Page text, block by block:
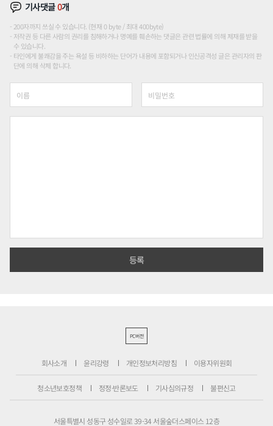
기사댓글0개
200자까지 쓰실 수 있습니다. (현재 0 byte / 최대 400byte)
저작권 등 다른 사람의 권리를 침해하거나 명예를 훼손하는 댓글은 관련 법률에 의해 제재를 받을
수 있습니다.
타인에게 불쾌감을 주는 욕설 등 비하하는 단어가 내용에 포함되거나 인신공격성 글은 관리자의 판
단에 의해 삭제 합니다.
PC버전
회사소개 윤리강령 개인정보처리방침 이용자위원회
청소년보호정책 정정·반론보도 기사심의규정 불편신고
서울특별시 성동구 성수일로 39-34 서울숲더스페이스 12층